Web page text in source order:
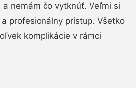
nemám čo vytknúť. Veľmi si
profesionálny prístup. Všetko
komplikácie v rámci